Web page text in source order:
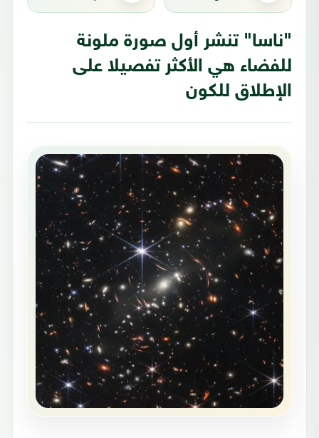
"ناسا" تنشر أول صورة ملونة
للفضاء هي الأكثر تفصيلا على
الإطلاق للكون